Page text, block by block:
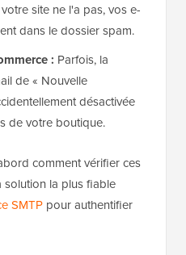
site ne l'a pas, vos e-
dans le dossier spam.
: Parfois, la
de « Nouvelle
désactivée
de votre boutique.
comment vérifier ces
solution la plus fiable
SMTP pour authentifier